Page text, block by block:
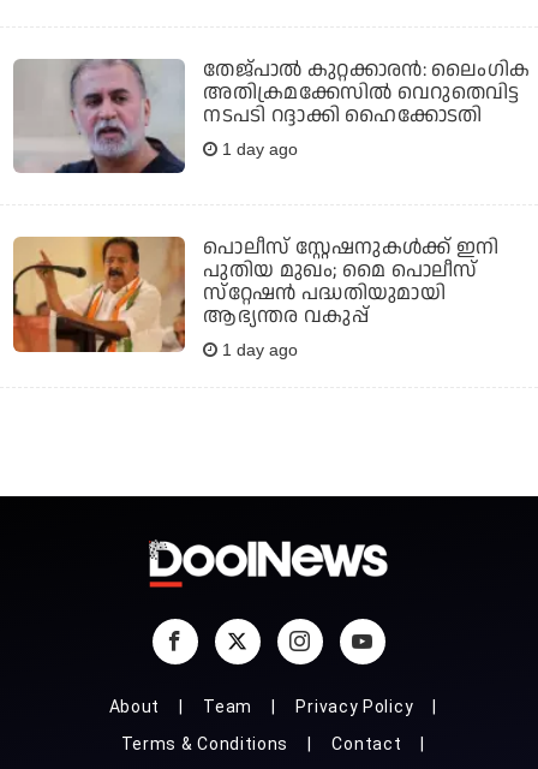
തേജ്പാല്‍ കുറ്റക്കാരന്‍: ലൈംഗിക
അതിക്രമക്കേസില്‍ വെറുതെവിട്ട
നടപടി റദ്ദാക്കി ഹൈക്കോടതി
1 day ago
പൊലീസ് സ്റ്റേഷനുകള്‍ക്ക് ഇനി
പുതിയ മുഖം; മൈ പൊലീസ്
സ്‌റ്റേഷന്‍ പദ്ധതിയുമായി
ആഭ്യന്തര വകുപ്പ്
1 day ago
About Team
Privacy Policy
Terms & Conditions
Contact